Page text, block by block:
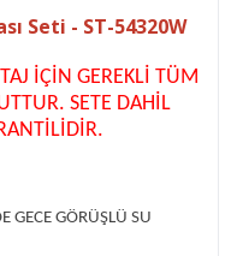
Seti - ST-54320W
İÇİN GEREKLİ TÜM
SETE DAHİL
GECE GÖRÜŞLÜ SU